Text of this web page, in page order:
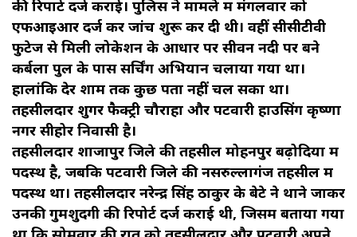
की रिपार्ट दर्ज कराई। पुलिस ने मामले में मंगलवार को
एफआइआर दर्ज कर जांच शुरू कर दी थी। वहीं सीसीटीवी
फुटेज से मिली लोकेशन के आधार पर सीवन नदी पर बने
कर्बला पुल के पास सर्चिंग अभियान चलाया गया था।
हालांकि देर शाम तक कुछ पता नहीं चल सका था।
तहसीलदार शुगर फैक्ट्री चौराहा और पटवारी हाउसिंग कृष्णा
नगर सीहोर निवासी है।
तहसीलदार शाजापुर जिले की तहसील मोहनपुर बढ़ोदिया में
पदस्थ है, जबकि पटवारी जिले की नसरुल्लागंज तहसील में
पदस्थ था। तहसीलदार नरेन्द्र सिंह ठाकुर के बेटे ने थाने जाकर
उनकी गुमशुदगी की रिपोर्ट दर्ज कराई थी, जिसमें बताया गया